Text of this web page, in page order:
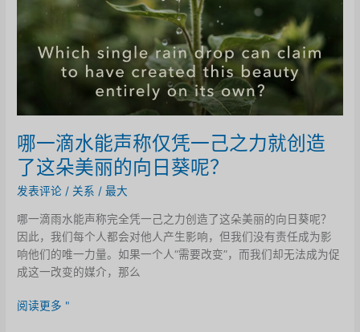
哪一滴水能声称仅凭一己之力就创造
了这朵美丽的向日葵呢？
发表评论 / 关系 /最大
哪一滴雨水能声称完全凭一己之力创造了这朵美丽的向日葵呢？
因此，我们每个人都会对他人产生影响，但我们没有责任成为影
响他们的唯一力量。如果一个人“需要改变”，而我们却无法成为促
成这一改变的媒介，那么
哪
阅读更多 "